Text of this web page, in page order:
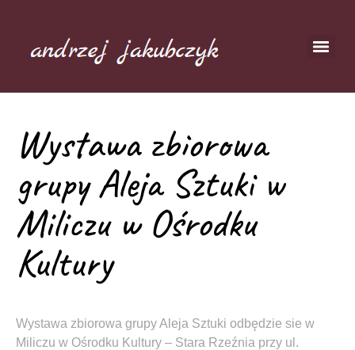
Wystawa zbiorowa
grupy Aleja Sztuki w
Miliczu w Ośrodku
Kultury
Wystawa zbiorowa grupy Aleja Sztuki odbędzie sie w
Miliczu w Ośrodku Kultury – Stara Rzeźnia przy ul.